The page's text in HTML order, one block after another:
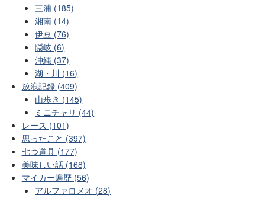
三浦 (185)
湘南 (14)
伊豆 (76)
隠岐 (6)
沖縄 (37)
湖・川 (16)
放浪記録 (409)
山歩き (145)
ミニチャリ (44)
レース (101)
思ったこと (397)
七つ道具 (177)
美味しい話 (168)
マイカー遍歴 (56)
アルファロメオ (28)